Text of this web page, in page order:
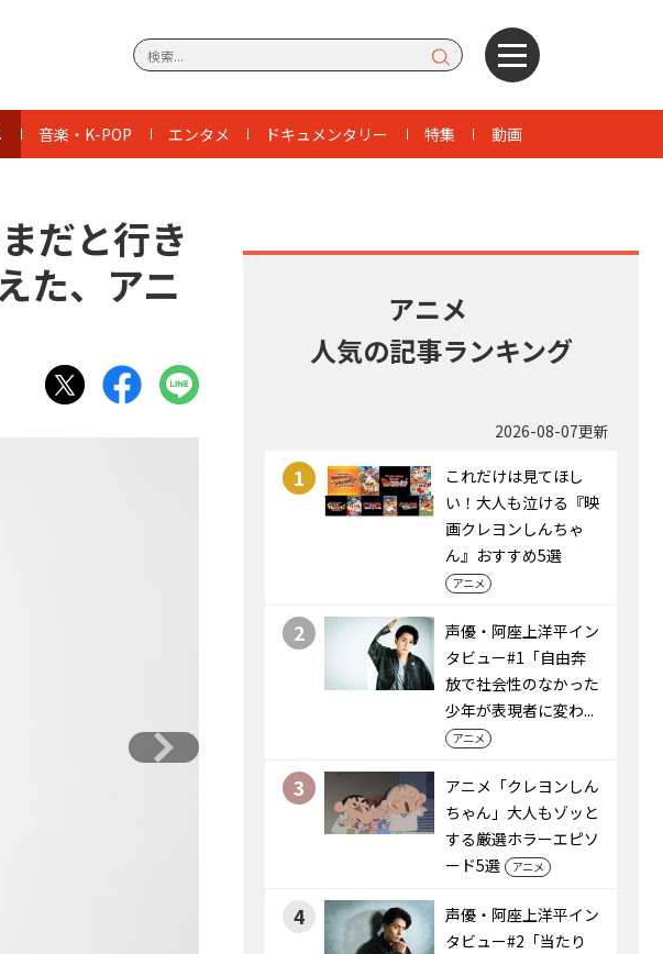
音楽・K-POP エンタメ ドキュメンタリー 特集 動画
だと行き
た、アニ
アニメ
人気の記事ランキング
2026-08-07更新
1
これだけは見てほし
い！大人も泣ける『映
画クレヨンしんちゃ
ん』おすすめ5選
アニメ
2
声優・阿座上洋平イン
タビュー#1「自由奔
放で社会性のなかった
少年が表現者に変わ...
アニメ
3
アニメ「クレヨンしん
ちゃん」大人もゾッと
する厳選ホラーエピソ
ード5選
アニメ
4
声優・阿座上洋平イン
タビュー#2「当たり